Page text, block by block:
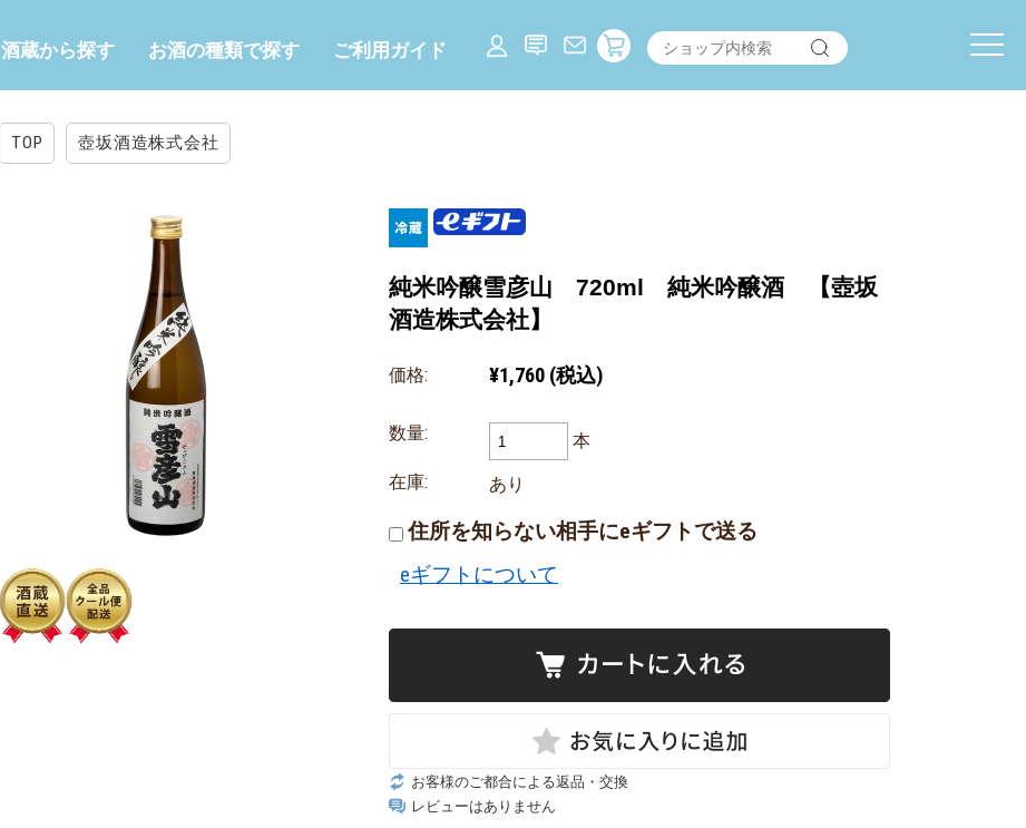
酒蔵から探す お酒の種類で探す ご利用ガイド
TOP 壺坂酒造株式会社
純米吟醸雪彦山 720ml 純米吟醸酒 【壺坂
酒造株式会社】
価格: ¥1,760 (税込)
数量:
本
在庫:
あり
住所を知らない相手にeギフトで送る
eギフトについて
お客様のご都合による返品・交換
レビューはありません